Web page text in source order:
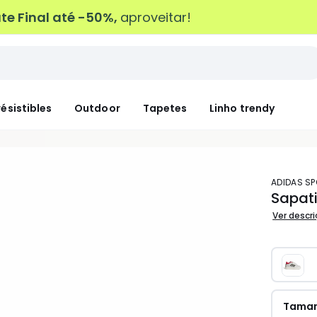
Final até -50%, aproveitar!
Outdoor Tapetes Linho trendy
ADIDAS
Ver